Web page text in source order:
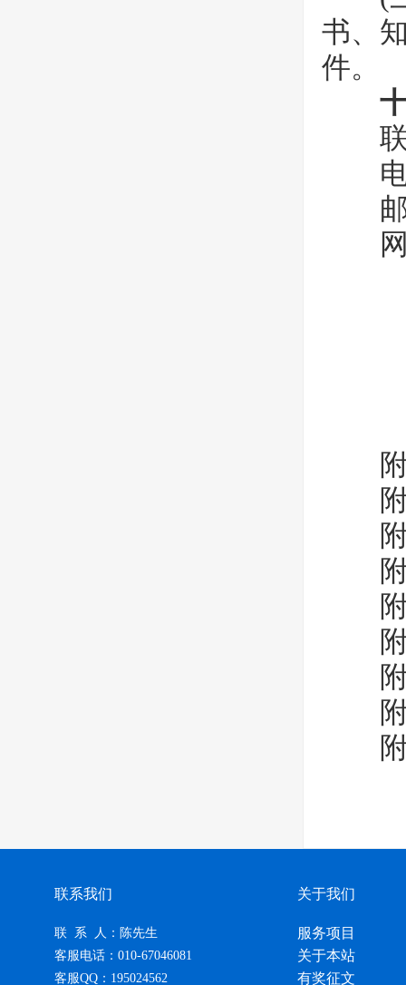
书、
件。
联
电
邮
网
附
附
附
附
附
附
附
附
附
联系我们
联 系 人：陈先生
客服电话：010-67046081
客服QQ：195024562
关于我们
服务项目
关于本站
有奖征文